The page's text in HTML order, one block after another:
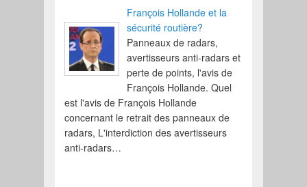
François Hollande et la
sécurité routière?
Panneaux de radars,
avertisseurs anti-radars et
perte de points, l'avis de
François Hollande. Quel
est l'avis de François Hollande
concernant le retrait des panneaux de
radars, L'interdiction des avertisseurs
anti-radars…